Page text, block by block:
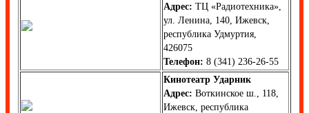
Адрес: ТЦ «Радиотехника»,
ул. Ленина, 140, Ижевск,
республика Удмуртия,
426075
Телефон: 8 (341) 236-26-55
Кинотеатр Ударник
Адрес: Воткинское ш., 118,
Ижевск, республика